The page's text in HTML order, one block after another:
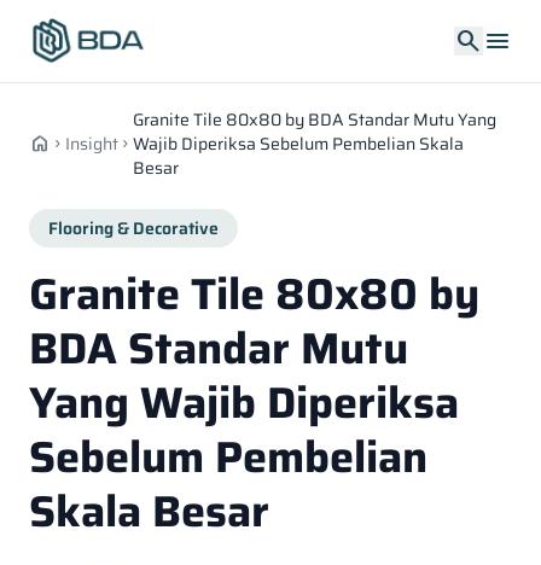
search menu
home chevron_right Insight chevron_right
Granite Tile 80x80 by BDA Standar Mutu Yang
Wajib Diperiksa Sebelum Pembelian Skala
Besar
Flooring & Decorative
Granite Tile 80x80 by
BDA Standar Mutu
Yang Wajib Diperiksa
Sebelum Pembelian
Skala Besar